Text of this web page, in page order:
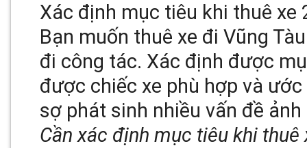
Xác định mục tiêu khi thuê xe
Bạn muốn thuê xe đi Vũng
đi công tác. Xác định được
được chiếc xe phù hợp và
sợ phát sinh nhiều vấn đề
Cần xác định mục tiêu khi thuê